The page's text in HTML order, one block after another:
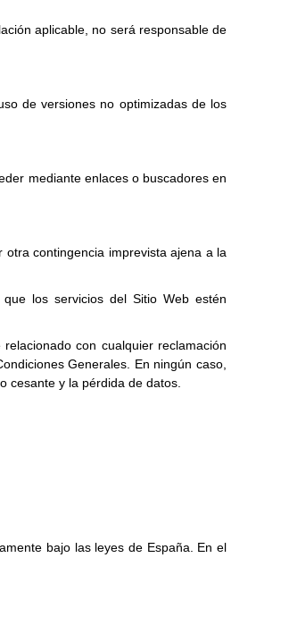
aplicable, no será responsable de
de versiones no optimizadas de los
mediante enlaces o buscadores en
contingencia imprevista ajena a la
los servicios del Sitio Web estén
con cualquier reclamación
Generales. En ningún caso,
cesante y la pérdida de datos.
bajo las leyes de España. En el